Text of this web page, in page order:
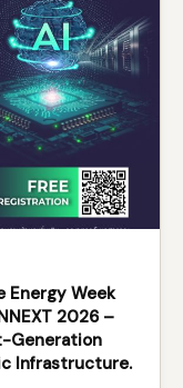
Energy Week
2026 –
Generation
Infrastructure.